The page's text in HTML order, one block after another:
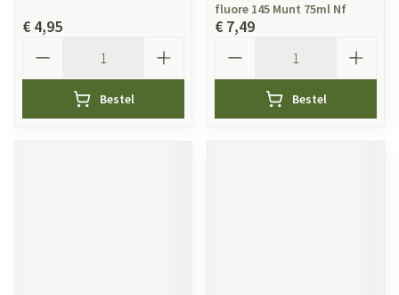
€ 4,95
Bestel
fluore 145 Munt 75ml Nf
€ 7,49
Bestel